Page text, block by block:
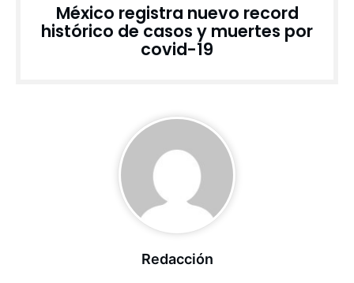
México registra nuevo record
histórico de casos y muertes por
covid-19
Redacción